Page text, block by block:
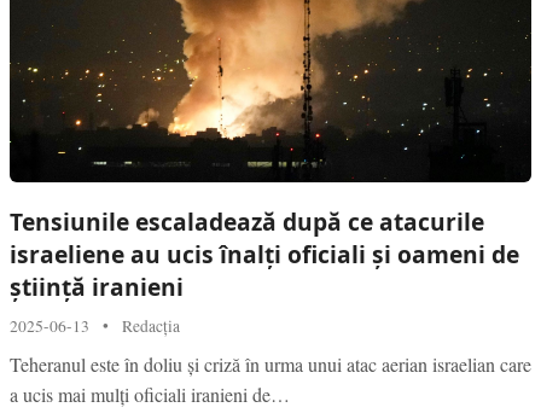
Tensiunile escaladează după ce atacurile
israeliene au ucis înalți oficiali și oameni de
știință iranieni
2025-06-13 • Redacția
Teheranul este în doliu și criză în urma unui atac aerian israelian care
a ucis mai mulți oficiali iranieni de…